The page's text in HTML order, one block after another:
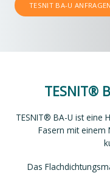
TESNIT BA-U ANFRAGEN
TESNIT®
TESNIT® BA-U ist eine
Fasern mit einem
Das